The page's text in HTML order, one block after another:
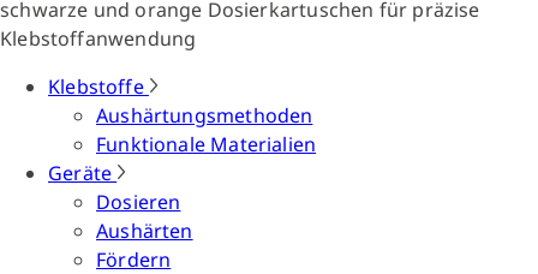
Klebstoffe
Aushärtungsmethoden
Funktionale Materialien
Geräte
Dosieren
Aushärten
Fördern